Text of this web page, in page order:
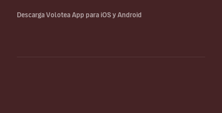
Descarga Volotea App para iOS y Android